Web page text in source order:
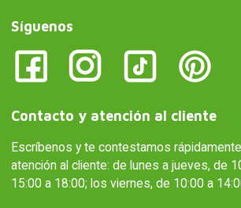
Síguenos
Contacto y atención al cliente
Escríbenos y te contestamos
atención al cliente: de lunes a jueves, de
15:00 a 18:00; los viernes, de 10:00 a